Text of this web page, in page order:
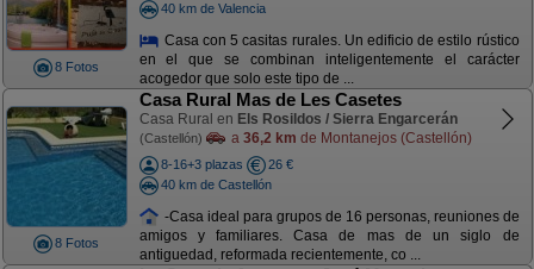
8 Fotos
40 km de Valencia
Casa con 5 casitas rurales. Un edificio de estilo rústico
en el que se combinan inteligentemente el carácter
acogedor que solo este tipo de ...
8 Fotos
Casa Rural Mas de Les Casetes
Casa Rural en Els Rosildos / Sierra Engarcerán
(Castellón) a 36,2 km de Montanejos (Castellón)
8-16+3 plazas
26 €
40 km de Castellón
-Casa ideal para grupos de 16 personas, reuniones de
amigos y familiares. Casa de mas de un siglo de
antiguedad, reformada recientemente, co ...